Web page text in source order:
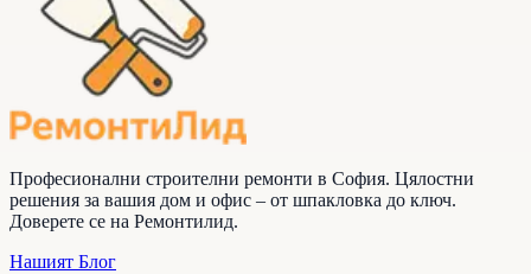
Професионални строителни ремонти в София. Цялостни
решения за вашия дом и офис – от шпакловка до ключ.
Доверете се на Ремонтилид.
Нашият Блог